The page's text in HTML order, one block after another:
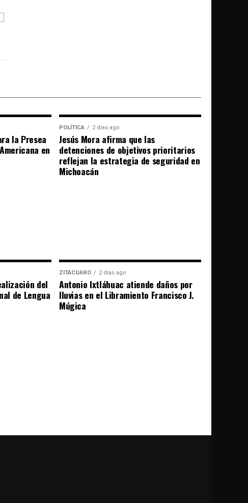
la Presea
en
POLÍTICA 2 días ago
Jesús Mora afirma que las
detenciones de objetivos prioritarios
reflejan la estrategia de seguridad en
Michoacán
del
de Lengua
ZITÁCUARO 2 días ago
Antonio Ixtláhuac atiende daños por
lluvias en el Libramiento Francisco J.
Múgica